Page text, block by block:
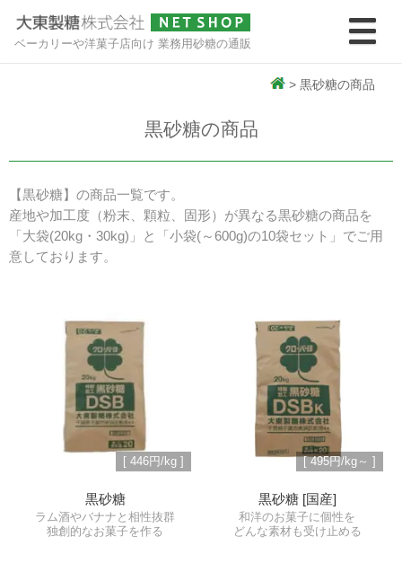
ベーカリーや洋菓子店向け 業務用砂糖の通販
> 黒砂糖の商品
黒砂糖の商品
【黒砂糖】の商品一覧です。
産地や加工度（粉末、顆粒、固形）が異なる黒砂糖の商品を
「大袋(20kg・30kg)」と「小袋(～600g)の10袋セット」でご用
意しております。
黒砂糖
ラム酒やバナナと相性抜群
独創的なお菓子を作る
[ 446円/kg ]
黒砂糖 [国産]
和洋のお菓子に個性を
どんな素材も受け止める
[ 495円/kg～ ]